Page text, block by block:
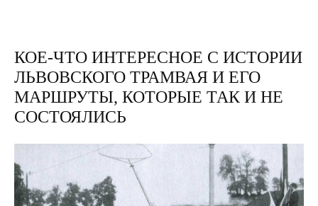
КОЕ-ЧТО ИНТЕРЕСНОЕ С ИСТОРИИ
ЛЬВОВСКОГО ТРАМВАЯ И ЕГО
МАРШРУТЫ, КОТОРЫЕ ТАК И НЕ
СОСТОЯЛИСЬ